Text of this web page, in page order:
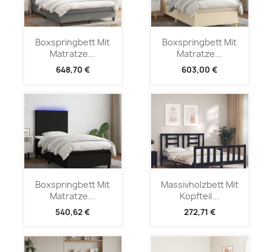
Boxspringbett Mit
Matratze...
648,70 €
Boxspringbett Mit
Matratze...
603,00 €
Boxspringbett Mit
Matratze...
540,62 €
Massivholzbett Mit
Kopfteil...
272,71 €